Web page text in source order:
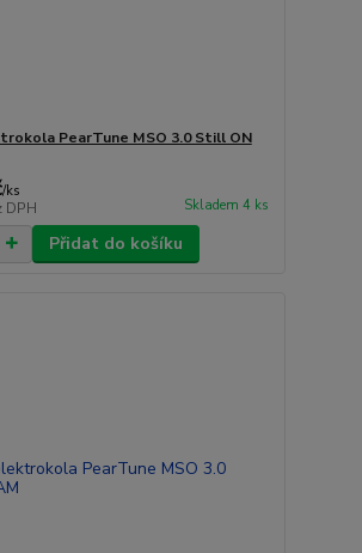
PearTune MSO 3.0 Still ON
/ks
DPH Skladem 4 ks
Přidat do košíku